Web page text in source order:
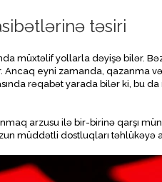
təsiri
müxtəlif yollarla dəyişə bilər.
eyni zamanda, qazanma
rəqabət yarada bilər ki, bu
arzusu ilə bir-birinə qarşı
müddətli dostluqları təhlükəyə